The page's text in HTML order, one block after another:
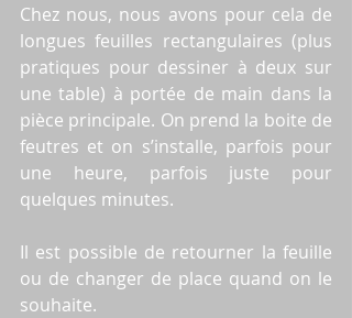
Chez nous, nous avons pour cela de
longues feuilles rectangulaires (plus
pratiques pour dessiner à deux sur
une table) à portée de main dans la
pièce principale. On prend la boite de
feutres et on s’installe, parfois pour
une heure, parfois juste pour
quelques minutes.
Il est possible de retourner la feuille
ou de changer de place quand on le
souhaite.